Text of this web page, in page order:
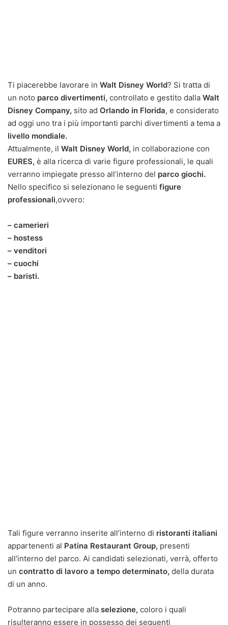
Ti piacerebbe lavorare in Walt Disney World? Si tratta di
un noto parco divertimenti, controllato e gestito dalla Walt
Disney Company, sito ad Orlando in Florida, e considerato
ad oggi uno tra i più importanti parchi divertimenti a tema a
livello mondiale.
Attualmente, il Walt Disney World, in collaborazione con
EURES, è alla ricerca di varie figure professionali, le quali
verranno impiegate presso all’interno del parco giochi.
Nello specifico si selezionano le seguenti figure
professionali,ovvero:
– camerieri
– hostess
– venditori
– cuochi
– baristi.
Tali figure verranno inserite all’interno di ristoranti italiani
appartenenti al Patina Restaurant Group, presenti
all’interno del parco. Ai candidati selezionati, verrà, offerto
un contratto di lavoro a tempo determinato, della durata
di un anno.
Potranno partecipare alla selezione, coloro i quali
risulteranno essere in possesso dei seguenti